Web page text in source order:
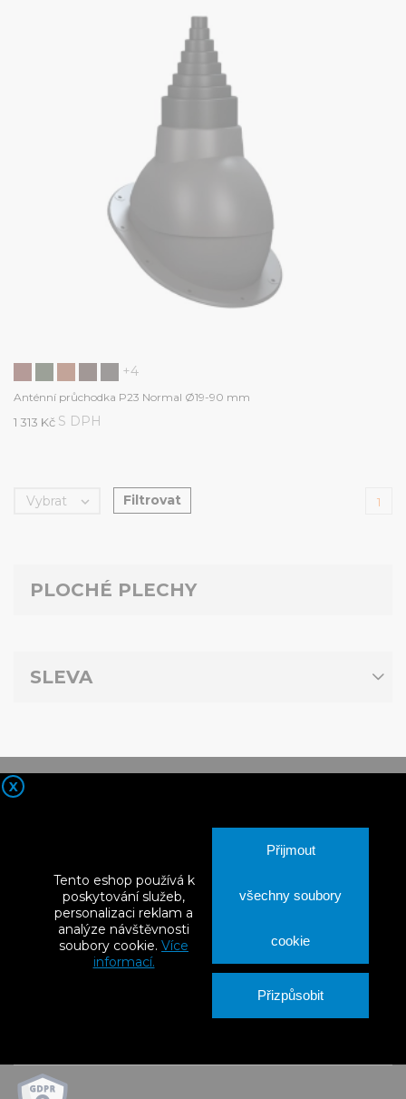
X
Tento eshop používá k
poskytování služeb,
personalizaci reklam a
analýze návštěvnosti
soubory cookie. Více
informací.
Přijmout
všechny soubory
cookie
Přizpůsobit
PLOCHÉ PLECHY
SLEVA
+4
Anténní průchodka P23 Normal Ø19-90 mm
1 313 Kč S DPH
Vybrat  Filtrovat 1
Kontaktní údaje
Nortia Products